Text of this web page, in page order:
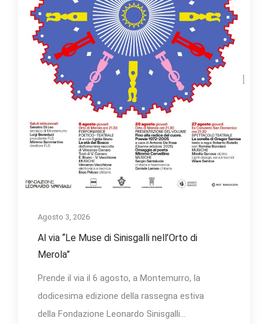
Agosto 3, 2026
Al via “Le Muse di Sinisgalli nell’Orto di
Merola”
Prende il via il 6 agosto, a Montemurro, la
dodicesima edizione della rassegna estiva
della Fondazione Leonardo Sinisgalli...